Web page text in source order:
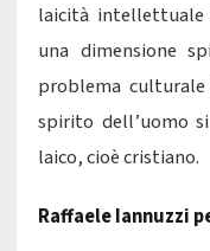
laicità
una dimensione
problema
spirito dell’uomo
laico, cioè cristiano.
Raffaele Iannuzzi